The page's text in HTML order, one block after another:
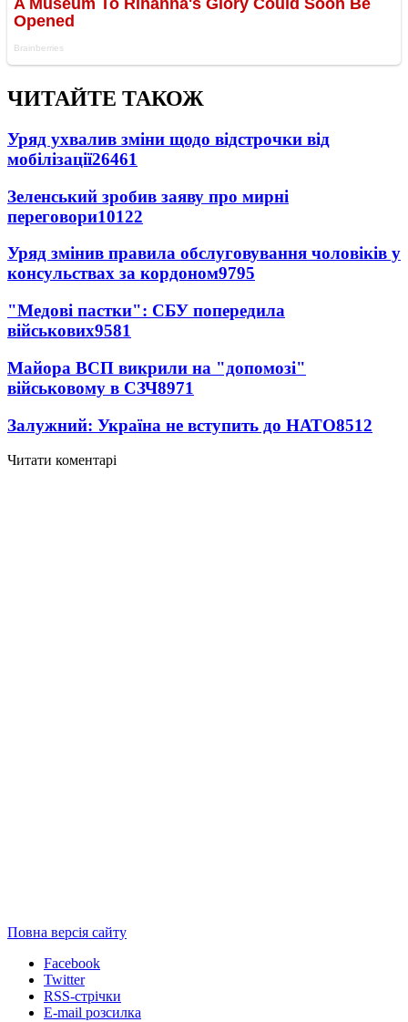
ЧИТАЙТЕ ТАКОЖ
Уряд ухвалив зміни щодо відстрочки від
мобілізації26461
Зеленський зробив заяву про мирні
переговори10122
Уряд змінив правила обслуговування чоловіків у
консульствах за кордоном9795
"Медові пастки": СБУ попередила
військових9581
Майора ВСП викрили на "допомозі"
військовому в СЗЧ8971
Залужний: Україна не вступить до НАТО8512
Читати коментарі
Повна версія сайту
Facebook
Twitter
RSS-стрічки
E-mail розсилка